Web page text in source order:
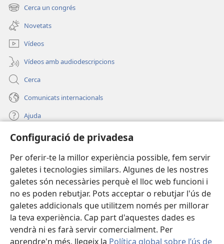
Configuració de privadesa
Per oferir-te la millor experiència possible, fem servir
galetes i tecnologies similars. Algunes de les nostres
galetes són necessàries perquè el lloc web funcioni i
no es poden rebutjar. Pots acceptar o rebutjar l'ús de
galetes addicionals que utilitzem només per millorar
la teva experiència. Cap part d'aquestes dades es
vendrà ni es farà servir comercialment. Per
aprendre'n més, llegeix la Política global sobre l’ús de
una
finestra
nova)
Cerca un congrés
(obre
una
finestra
nova)
Novetats
Vídeos
Vídeos amb audiodescripcions
Cerca
Comunicats internacionals
Ajuda
Donacions
una
nova)
BIBLIOTECA EN LÍNIA Watchtower™
(obre
una
finestra
nova)
JW Hub
(obre
una
finestra
®